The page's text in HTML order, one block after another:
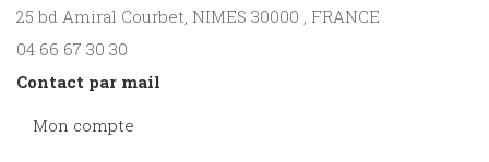
25 bd Amiral Courbet, NIMES 30000 , FRANCE
04 66 67 30 30
Contact par mail
Mon compte